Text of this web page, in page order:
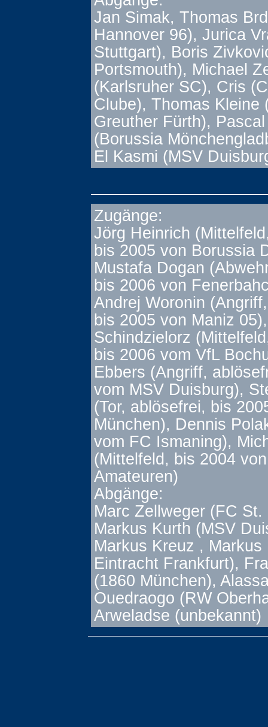
Jan Simak, Thomas
Hannover 96), Jurica
Stuttgart), Boris
Portsmouth), Michael
(Karlsruher SC), Cris
Clube), Thomas Kleine
Greuther Fürth),
(Borussia
El Kasmi (MSV
Zugänge:
Jörg Heinrich
bis 2005 von Borussia
Mustafa Dogan
bis 2006 von
Andrej Woronin
bis 2005 von Maniz
Schindzielorz
bis 2006 vom VfL
Ebbers (Angriff,
vom MSV Duisburg),
(Tor, ablösefrei, bis
München), Dennis
vom FC Ismaning),
(Mittelfeld, bis 2004
Amateuren)
Abgänge:
Marc Zellweger (FC St.
Markus Kurth (MSV
Markus Kreuz , Markus
Eintracht Frankfurt),
(1860 München),
Ouedraogo (RW
Arweladse (unbekannt)